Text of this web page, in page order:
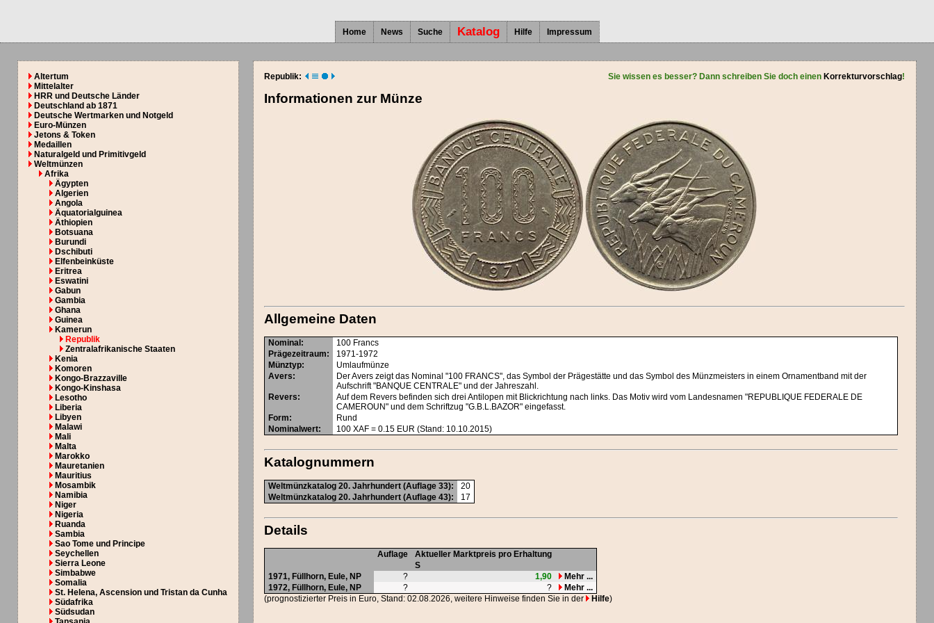
Home News Suche Katalog Hilfe Impressum
Altertum
Mittelalter
HRR und Deutsche Länder
Deutschland ab 1871
Deutsche Wertmarken und Notgeld
Euro-Münzen
Jetons & Token
Medaillen
Naturalgeld und Primitivgeld
Weltmünzen
Afrika
Ägypten
Algerien
Angola
Äquatorialguinea
Äthiopien
Botsuana
Burundi
Dschibuti
Elfenbeinküste
Eritrea
Eswatini
Gabun
Gambia
Ghana
Guinea
Kamerun
Republik
Zentralafrikanische Staaten
Kenia
Komoren
Kongo-Brazzaville
Kongo-Kinshasa
Lesotho
Liberia
Libyen
Malawi
Mali
Malta
Marokko
Mauretanien
Mauritius
Mosambik
Namibia
Niger
Nigeria
Ruanda
Sambia
Sao Tome und Principe
Seychellen
Sierra Leone
Simbabwe
Somalia
St. Helena, Ascension und Tristan da Cunha
Südafrika
Südsudan
Republik: Sie wissen es besser? Dann schreiben Sie doch einen Korrekturvorschlag!
Informationen zur Münze
Allgemeine Daten
Nominal :
100 Francs
Prägezeitraum:
1971-1972
Münztyp:
Umlaufmünze
Avers:
Der Avers zeigt das Nominal "100 FRANCS", das Symbol der Prägestätte und das Symbol des Münzmeisters in einem Ornamentband mit der
Aufschrift "BANQUE CENTRALE" und der Jahreszahl.
Revers:
Auf dem Revers befinden sich drei Antilopen mit Blickrichtung nach links. Das Motiv wird vom Landesnamen "REPUBLIQUE FEDERALE DE
CAMEROUN" und dem Schriftzug "G.B.L.BAZOR" eingefasst.
Form:
Rund
Nominalwert: 100XAF = 0.15 EUR (Stand: 10.10.2015)
Katalognummern
Weltmünzkatalog 20. Jahrhundert (Auflage 33):
20
Weltmünzkatalog 20. Jahrhundert (Auflage 43):
17
Details
Auflage
Aktueller Marktpreis pro Erhaltung
S
1971, Füllhorn, Eule, NP ? 1,90
Mehr ...
1972, Füllhorn, Eule, NP ? ?
Mehr ...
(prognostizierter Preis in Euro, Stand: 02.08.2026, weitere Hinweise finden Sie in der
Hilfe)